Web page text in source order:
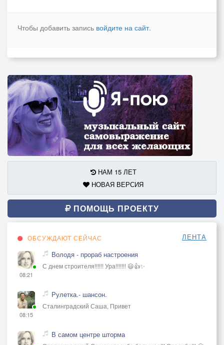
Чтобы добавить запись войдите на сайт.
НАМ 15 ЛЕТ
НОВАЯ ВЕРСИЯ
ПОМОЩЬ ПРОЕКТУ
ОБСУЖДАЮТ СЕЙЧАС ЛЕНТА
08:21
Володя - прораб настроения
С днем строителя!!!!!! Ура!!!!!!! 😃👍✨
08:15
Рулетка.- шансон.
Сталинградский Саша, Привет
В самом центре шторма